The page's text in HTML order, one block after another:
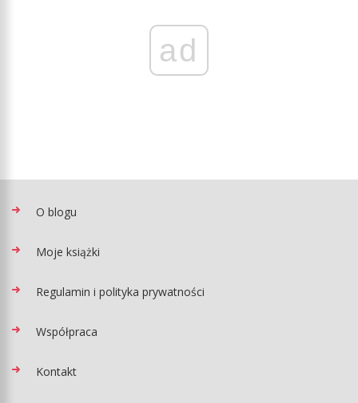
ad
O blogu
Moje książki
Regulamin i polityka prywatności
Współpraca
Kontakt